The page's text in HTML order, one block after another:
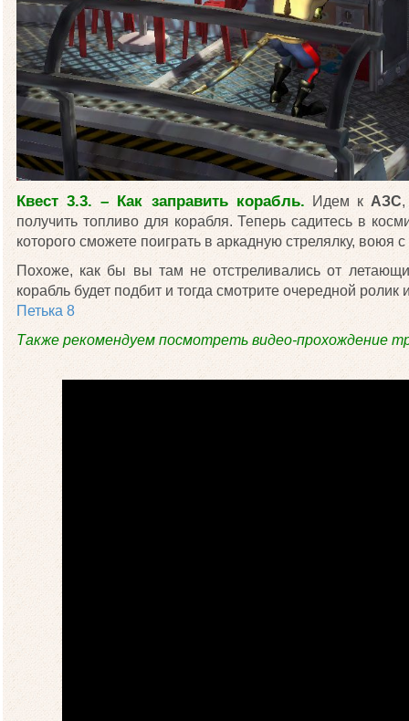
Квест 3.3. – Как заправить корабль. Идем к АЗС
получить топливо для корабля. Теперь садитесь в
которого сможете поиграть в аркадную стрелялку, воюя
Похоже, как бы вы там не отстреливались от
корабль будет подбит и тогда смотрите очередной ролик
Петька 8
Также рекомендуем посмотреть видео-прохождение